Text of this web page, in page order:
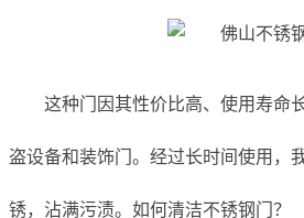
这种门因其性价比高、使用寿命
盗设备和装饰门。经过长时间使用，
锈，沾满污渍。如何清洁不锈钢门？